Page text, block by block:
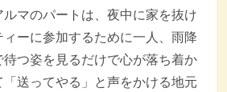
マのパートは、夜中に家を抜け
ーに参加するために一人、雨降
待つ姿を見るだけで心が落ち着か
送ってやる」と声をかける地元